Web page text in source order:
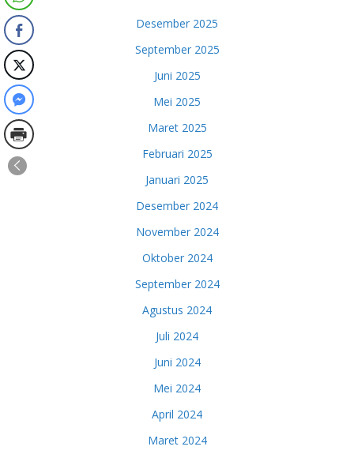
Desember 2025
September 2025
Juni 2025
Mei 2025
Maret 2025
Februari 2025
Januari 2025
Desember 2024
November 2024
Oktober 2024
September 2024
Agustus 2024
Juli 2024
Juni 2024
Mei 2024
April 2024
Maret 2024